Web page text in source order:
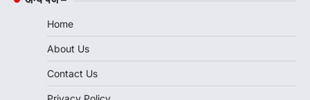
Home
About Us
Contact Us